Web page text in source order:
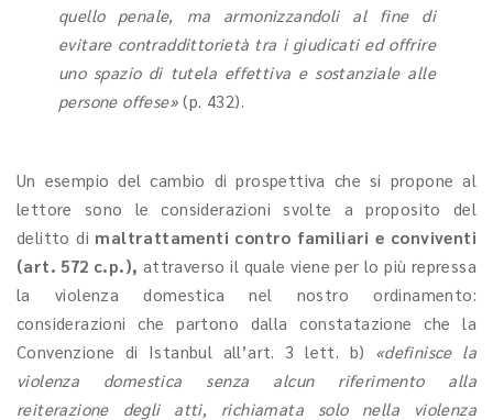
quello penale, ma armonizzandoli al fine di
evitare contraddittorietà tra i giudicati ed offrire
uno spazio di tutela effettiva e sostanziale alle
persone offese»(p. 432).
Un esempio del cambio di prospettiva che si propone al
lettore sono le considerazioni svolte a proposito del
delitto di maltrattamenti contro familiari e conviventi
(art. 572 c.p.), attraverso il quale viene per lo più repressa
la violenza domestica nel nostro ordinamento:
considerazioni che partono dalla constatazione che la
Convenzione di Istanbul all’art. 3 lett. b) «definisce la
violenza domestica senza alcun riferimento alla
reiterazione degli atti, richiamata solo nella violenza